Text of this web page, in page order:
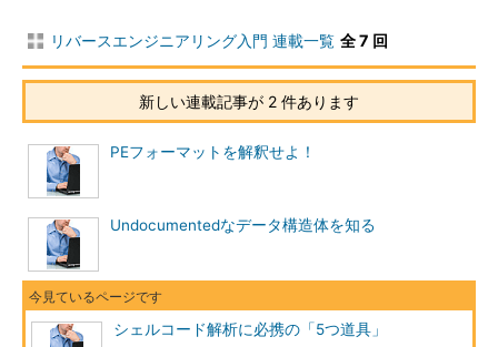
リバースエンジニアリング入門 連載一覧 全 7 回
新しい連載記事が 2 件あります
PEフォーマットを解釈せよ！
Undocumentedなデータ構造体を知る
シェルコード解析に必携の「5つ道具」